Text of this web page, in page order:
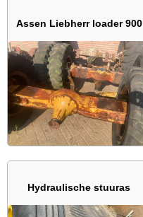
Assen Liebherr loader 900
Hydraulische stuuras